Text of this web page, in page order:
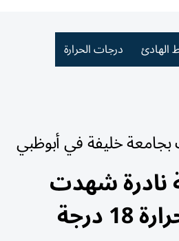
الهادئ درجات الحرارة
خليفة في أبوظبي
نادرة شهدت
درجة